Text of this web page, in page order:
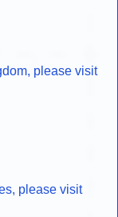
please visit
please visit